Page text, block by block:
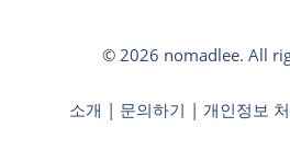
© 2026 nomadlee. All
소개 | 문의하기 | 개인정보